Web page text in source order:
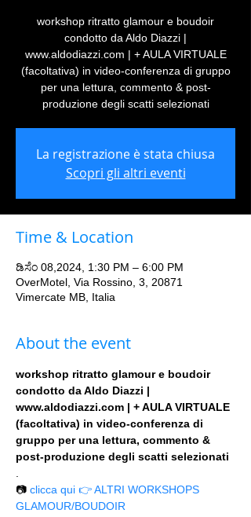
workshop ritratto glamour e boudoir
condotto da Aldo Diazzi |
www.aldodiazzi.com | + AULA VIRTUALE
(facoltativa) in video-conferenza di gruppo
per una lettura, commento & post-
produzione degli scatti selezionati
La registrazione è stata chiusa
Scopri gli altri eventi
Time & Location
ಡಿಸೆಂ 08,2024, 1:30 PM – 6:00 PM
OverMotel, Via Rossino, 3, 20871
Vimercate MB, Italia
About the event
workshop ritratto glamour e boudoir
condotto da Aldo Diazzi |
www.aldodiazzi.com | + AULA VIRTUALE
(facoltativa) in video-conferenza di
gruppo per una lettura, commento &
post-produzione degli scatti selezionati
📷 clicca qui 👉 ALTRI WORKSHOPS
GLAMOUR/BOUDOIR